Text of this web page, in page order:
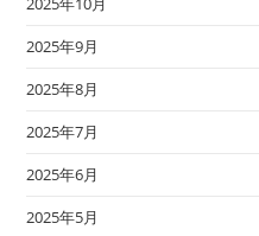
2025年9月
2025年8月
2025年7月
2025年6月
2025年5月